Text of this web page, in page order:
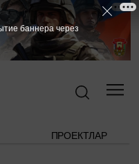
ПРОЕКТЛАР
баннера через